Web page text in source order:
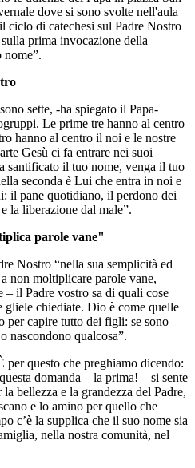
dove si sono svolte nell'aula
di catechesi sul Padre Nostro
prima invocazione della
nome”.
sette, -ha spiegato il Papa-
Le prime tre hanno al centro
hanno al centro il noi e le nostre
Gesù ci fa entrare nei suoi
santificato il tuo nome, venga il tuo
seconda è Lui che entra in noi e
il pane quotidiano, il perdono dei
la liberazione dal male”.
parole vane"
Nostro “nella sua semplicità ed
non moltiplicare parole vane,
– il Padre vostro sa di quali cose
gliele chiediate. Dio è come quelle
per capire tutto dei figli: se sono
nascondono qualcosa”.
per questo che preghiamo dicendo:
domanda – la prima! – si sente
bellezza e la grandezza del Padre,
e lo amino per quello che
c’è la supplica che il suo nome sia
nella nostra comunità, nel